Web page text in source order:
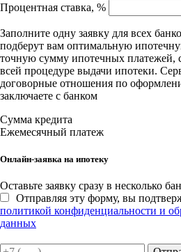
Процентная ставка, %
Заполните одну заявку для всех
подберут вам оптимальную
точную сумму ипотечных платежей,
всей процедуре выдачи ипотеки.
договорные отношения по
заключаете с банком
Сумма кредита
Ежемесячный платеж
Онлайн-заявка на ипотеку
Оставьте заявку сразу в несколько
Отправляя эту форму, вы
политикой конфиденциальности и
данных